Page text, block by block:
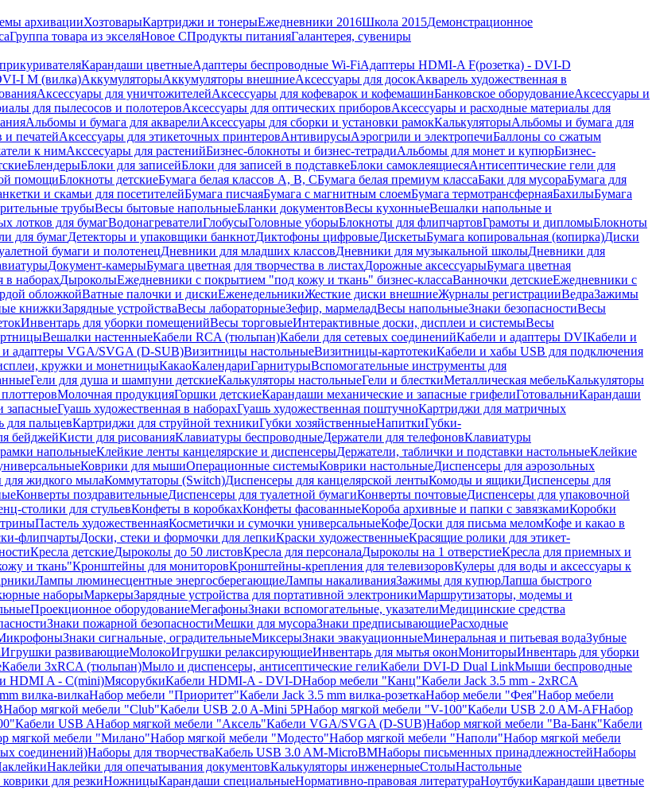
архивацииХозтоварыКартриджи и тонерыЕжедневники 2016Школа 2015Демонстрационное
Группа товара из экселяНовое СПродукты питанияГалантерея, сувениры
Карандаши цветныеАдаптеры беспроводные Wi-FiАдаптеры HDMI-A F(розетка) - DVI-D
I M (вилка)АккумуляторыАккумуляторы внешниеАксессуары для досокАкварель художественная в
Аксессуары для уничтожителейАксессуары для кофеварок и кофемашинБанковское оборудованиеАксессуары и
для пылесосов и полотеровАксессуары для оптических приборовАксессуары и расходные материалы для
Альбомы и бумага для акварелиАксессуары для сборки и установки рамокКалькуляторыАльбомы и бумага для
и печатейАксессуары для этикеточных принтеровАнтивирусыАэрогрили и электропечиБаллоны со сжатым
к нимАкссесуары для растенийБизнес-блокноты и бизнес-тетрадиАльбомы для монет и купюрБизнес-
БлендерыБлоки для записейБлоки для записей в подставкеБлоки самоклеящиесяАнтисептические гели для
помощиБлокноты детскиеБумага белая классов А, В, СБумага белая премиум классаБаки для мусораБумага для
и скамьи для посетителейБумага писчаяБумага с магнитным слоемБумага термотрансфернаяБахилыБумага
трубыВесы бытовые напольныеБланки документовВесы кухонныеВешалки напольные и
лотков для бумагВодонагревателиГлобусыГоловные уборыБлокноты для флипчартовГрамоты и дипломыБлокноты
для бумагДетекторы и упаковщики банкнотДиктофоны цифровыеДискетыБумага копировальная (копирка)Диски
бумаги и полотенецДневники для младших классовДневники для музыкальной школыДневники для
Документ-камерыБумага цветная для творчества в листахДорожные аксессуарыБумага цветная
в наборахДыроколыЕжедневники с покрытием "под кожу и ткань" бизнес-классаВанночки детскиеЕжедневники с
обложкойВатные палочки и дискиЕженедельникиЖесткие диски внешниеЖурналы регистрацииВедраЗажимы
книжкиЗарядные устройстваВесы лабораторныеЗефир, мармеладВесы напольныеЗнаки безопасностиВесы
Инвентарь для уборки помещенийВесы торговыеИнтерактивные доски, дисплеи и системыВесы
Вешалки настенныеКабели RCA (тюльпан)Кабели для сетевых соединенийКабели и адаптеры DVIКабели и
и адаптеры VGA/SVGA (D-SUB)Визитницы настольныеВизитницы-картотекиКабели и хабы USB для подключения
кружки и монетницыКакаоКалендариГарнитурыВспомогательные инструменты для
Гели для душа и шампуни детскиеКалькуляторы настольныеГели и блесткиМеталлическая мебельКалькуляторы
Молочная продукцияГоршки детскиеКарандаши механические и запасные грифелиГотовальниКарандаши
запасныеГуашь художественная в наборахГуашь художественная поштучноКартриджи для матричных
для пальцевКартриджи для струйной техникиГубки хозяйственныеНапиткиГубки-
бейджейКисти для рисованияКлавиатуры беспроводныеДержатели для телефоновКлавиатуры
напольныеКлейкие ленты канцелярские и диспенсерыДержатели, таблички и подставки настольныеКлейкие
Коврики для мышиОперационные системыКоврики настольныеДиспенсеры для аэрозольных
для жидкого мылаКоммутаторы (Switch)Диспенсеры для канцелярской лентыКомоды и ящикиДиспенсеры для
Конверты поздравительныеДиспенсеры для туалетной бумагиКонверты почтовыеДиспенсеры для упаковочной
столики для стульевКонфеты в коробкахКонфеты фасованныеКороба архивные и папки с завязкамиКоробки
Пастель художественнаяКосметички и сумочки универсальныеКофеДоски для письма меломКофе и какао в
флипчартыДоски, стеки и формочки для лепкиКраски художественныеКрасящие ролики для этикет-
Кресла детскиеДыроколы до 50 листовКресла для персоналаДыроколы на 1 отверстиеКресла для приемных и
и ткань"Кронштейны для мониторовКронштейны-крепления для телевизоровКулеры для воды и аксессуары к
Лампы люминесцентные энергосберегающиеЛампы накаливанияЗажимы для купюрЛапша быстрого
наборыМаркерыЗарядные устройства для портативной электроникиМаршрутизаторы, модемы и
Проекционное оборудованиеМегафоныЗнаки вспомогательные, указателиМедицинские средства
Знаки пожарной безопасностиМешки для мусораЗнаки предписывающиеРасходные
Знаки сигнальные, оградительныеМиксерыЗнаки эвакуационныеМинеральная и питьевая водаЗубные
Игрушки развивающиеМолокоИгрушки релаксирующиеИнвентарь для мытья оконМониторыИнвентарь для уборки
Кабели 3xRCA (тюльпан)Мыло и диспенсеры, антисептические гелиКабели DVI-D Dual LinkМыши беспроводные
HDMI A - C(mini)МясорубкиКабели HDMI-A - DVI-DНабор мебели "Канц"Кабели Jack 3.5 mm - 2xRCA
вилка-вилкаНабор мебели "Приоритет"Кабели Jack 3.5 mm вилка-розеткаНабор мебели "Фея"Набор мебели
Набор мягкой мебели "Club"Кабели USB 2.0 A-Mini 5PНабор мягкой мебели "V-100"Кабели USB 2.0 AM-AFНабор
Кабели USB AНабор мягкой мебели "Аксель"Кабели VGA/SVGA (D-SUB)Набор мягкой мебели "Ва-Банк"Кабели
мягкой мебели "Милано"Набор мягкой мебели "Модесто"Набор мягкой мебели "Наполи"Набор мягкой мебели
соединений)Наборы для творчестваКабель USB 3.0 AM-MicroBMНаборы письменных принадлежностейНаборы
Наклейки для опечатывания документовКалькуляторы инженерныеСтолыНастольные
для резкиНожницыКарандаши специальныеНормативно-правовая литератураНоутбукиКарандаши цветные